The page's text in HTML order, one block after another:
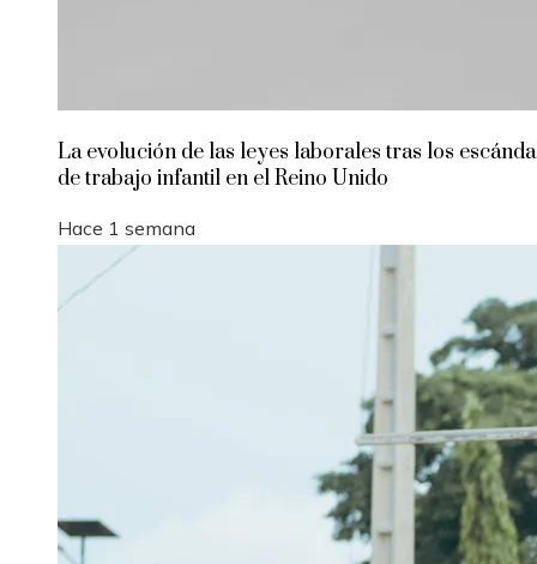
La evolución de las leyes laborales tras los
de trabajo infantil en el Reino Unido
Hace 1 semana